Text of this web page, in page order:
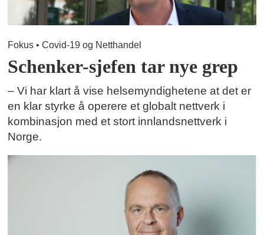
Fokus • Covid-19 og Netthandel
Schenker-sjefen tar nye grep
– Vi har klart å vise helsemyndighetene at det er
en klar styrke å operere et globalt nettverk i
kombinasjon med et stort innlandsnettverk i
Norge.